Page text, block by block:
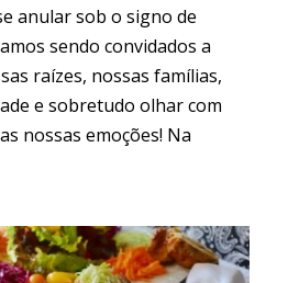
anular sob o signo de
sendo convidados a
raízes, nossas famílias,
e sobretudo olhar com
nossas emoções! Na